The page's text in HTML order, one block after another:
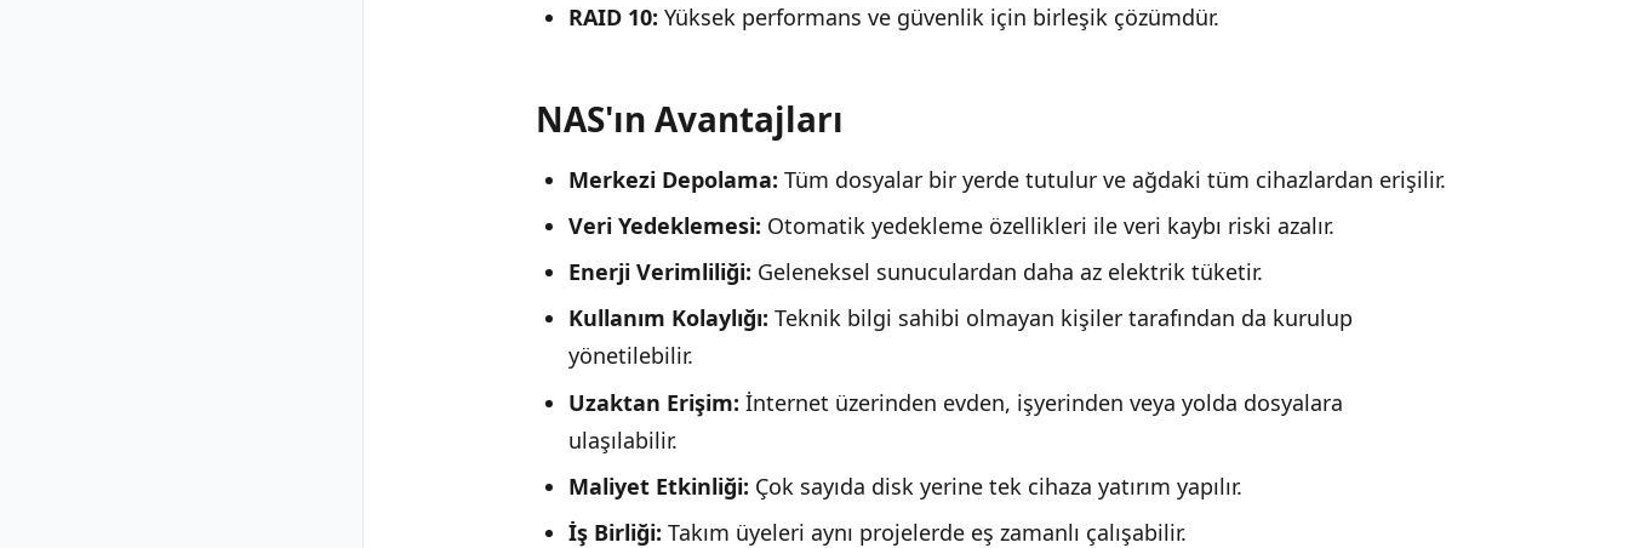
RAID 10: Yüksek performans ve güvenlik için birleşik çözümdür.
NAS'ın Avantajları
Merkezi Depolama: Tüm dosyalar bir yerde tutulur ve ağdaki tüm cihazlardan erişilir.
Veri Yedeklemesi: Otomatik yedekleme özellikleri ile veri kaybı riski azalır.
Enerji Verimliliği: Geleneksel sunuculardan daha az elektrik tüketir.
Kullanım Kolaylığı: Teknik bilgi sahibi olmayan kişiler tarafından da kurulup
yönetilebilir.
Uzaktan Erişim: İnternet üzerinden evden, işyerinden veya yolda dosyalara
ulaşılabilir.
Maliyet Etkinliği: Çok sayıda disk yerine tek cihaza yatırım yapılır.
İş Birliği: Takım üyeleri aynı projelerde eş zamanlı çalışabilir.